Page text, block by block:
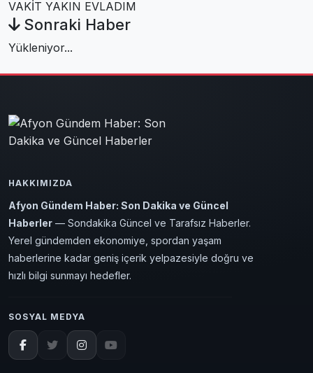
VAKİT YAKIN EVLADIM
Sonraki Haber
Yükleniyor...
HAKKIMIZDA
Afyon Gündem Haber: Son Dakika ve Güncel
Haberler — Sondakika Güncel ve Tarafsız Haberler.
Yerel gündemden ekonomiye, spordan yaşam
haberlerine kadar geniş içerik yelpazesiyle doğru ve
hızlı bilgi sunmayı hedefler.
SOSYAL MEDYA